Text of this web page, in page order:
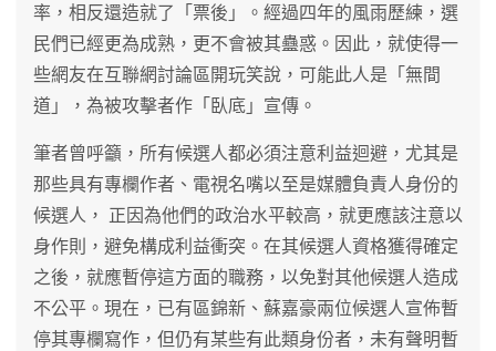
率，相反還造就了「票後」。經過四年的風雨歷練，選
民們已經更為成熟，更不會被其蠱惑。因此，就使得一
些網友在互聯網討論區開玩笑說，可能此人是「無間
道」，為被攻擊者作「臥底」宣傳。
筆者曾呼籲，所有候選人都必須注意利益迴避，尤其是
那些具有專欄作者、電視名嘴以至是媒體負責人身份的
候選人， 正因為他們的政治水平較高，就更應該注意以
身作則，避免構成利益衝突。在其候選人資格獲得確定
之後，就應暫停這方面的職務，以免對其他候選人造成
不公平。現在，已有區錦新、蘇嘉豪兩位候選人宣佈暫
停其專欄寫作，但仍有某些有此類身份者，未有聲明暫